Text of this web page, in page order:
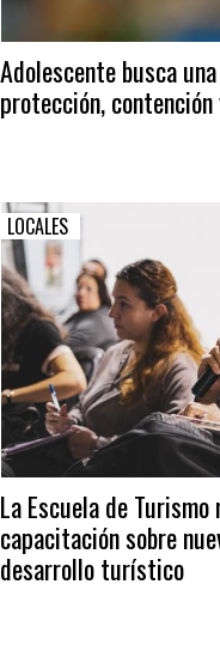
Adolescente busca
protección,
LOCALES
La Escuela de
capacitación sobre
desarrollo turístico